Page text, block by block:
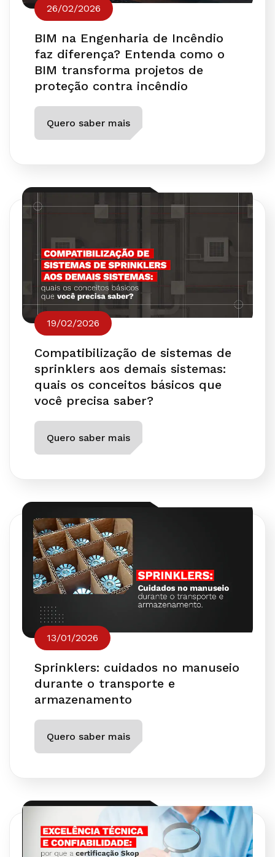
26/02/2026
BIM na Engenharia de Incêndio
faz diferença? Entenda como o
BIM transforma projetos de
proteção contra incêndio
Quero saber mais
19/02/2026
Compatibilização de sistemas de
sprinklers aos demais sistemas:
quais os conceitos básicos que
você precisa saber?
Quero saber mais
13/01/2026
Sprinklers: cuidados no manuseio
durante o transporte e
armazenamento
Quero saber mais